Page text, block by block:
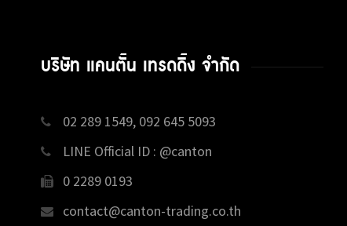
บริษัท แคนตั้น เทรดดิ้ง จำกัด
02 289 1549, 092 645 5093
LINE Official ID : @canton
0 2289 0193
contact@canton-trading.co.th